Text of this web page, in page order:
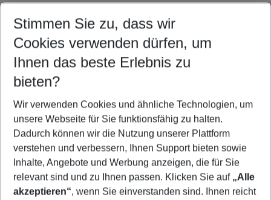
Ändern Sie Ihre Kriterien nach Ihren Wünschen
Abflughafen wählen
Beliebiger Abflughafen
Reisezeitraum wählen
11.08.26– 09.08.27 5-8 Nächte
2 Erwachsene Keine Kinder
Mehr Filter anzeigen
Stimmen Sie zu, dass wir
Cookies verwenden dürfen, um
Ihnen das beste Erlebnis zu
bieten?
Wir verwenden Cookies und ähnliche Technologien, um
unsere Webseite für Sie funktionsfähig zu halten.
Dadurch können wir die Nutzung unserer Plattform
verstehen und verbessern, Ihnen Support bieten sowie
Inhalte, Angebote und Werbung anzeigen, die für Sie
relevant sind und zu Ihnen passen. Klicken Sie auf „Alle
akzeptieren“, wenn Sie einverstanden sind. Ihnen reicht